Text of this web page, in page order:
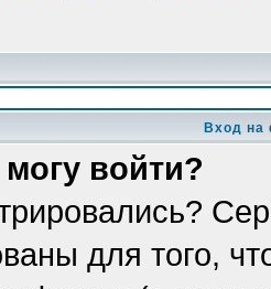
Вход на
войти?
для того,